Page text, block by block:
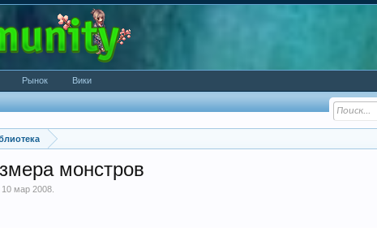
монстров
10 мар 2008
Рынок Вики